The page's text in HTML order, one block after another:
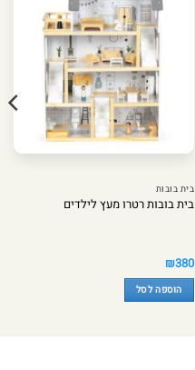
בית בובות
בית בובות רטרו מעץ לילדים
₪380
הוספה לסל